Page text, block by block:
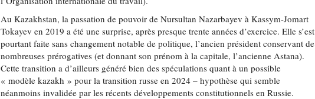
Au Kazakhstan, la passation de pouvoir de Nursultan Nazarbayev à Kassym-Jomart
Tokayev en 2019 a été une surprise, après presque trente années d’exercice. Elle s’est
pourtant faite sans changement notable de politique, l’ancien président conservant de
nombreuses prérogatives (et donnant son prénom à la capitale, l’ancienne Astana).
Cette transition a d’ailleurs généré bien des spéculations quant à un possible
« modèle kazakh » pour la transition russe en 2024 – hypothèse qui semble
néanmoins invalidée par les récents développements constitutionnels en Russie.